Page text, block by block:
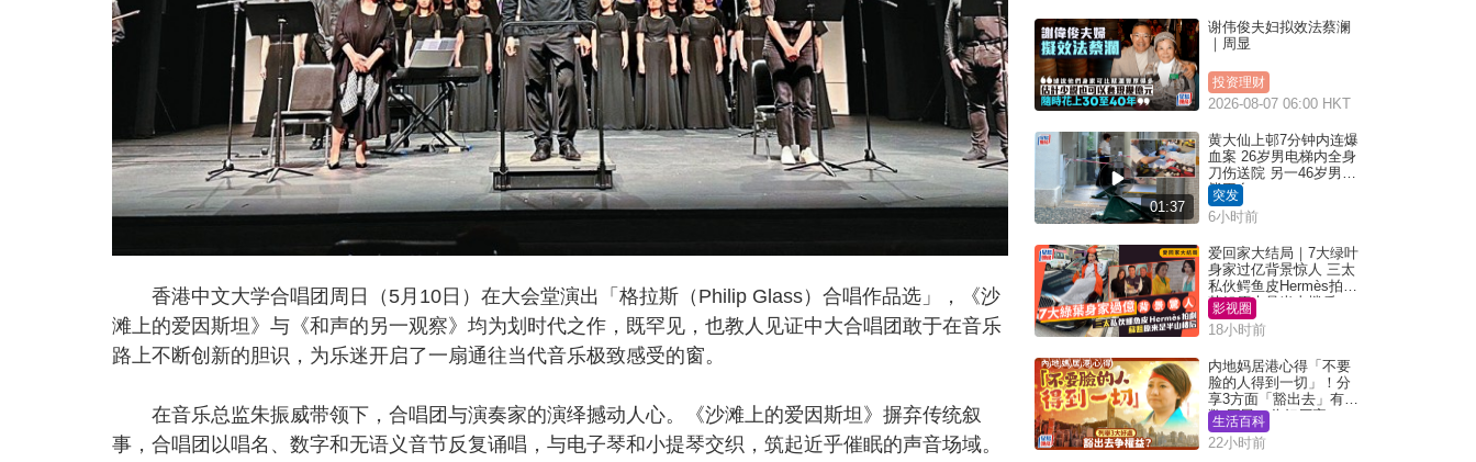
香港中文大学合唱团周日（5月10日）在大会堂演出「格拉斯（Philip Glass）合唱作品选」，《沙
滩上的爱因斯坦》与《和声的另一观察》均为划时代之作，既罕见，也教人见证中大合唱团敢于在音乐
路上不断创新的胆识，为乐迷开启了一扇通往当代音乐极致感受的窗。
在音乐总监朱振威带领下，合唱团与演奏家的演绎撼动人心。《沙滩上的爱因斯坦》摒弃传统叙
事，合唱团以唱名、数字和无语义音节反复诵唱，与电子琴和小提琴交织，筑起近乎催眠的声音场域。
谢伟俊夫妇拟效法蔡澜
｜周显
投资理财
2026-08-07 06:00 HKT
01:37
黄大仙上邨7分钟内连爆
血案 26岁男电梯内全身
刀伤送院 另一46岁男倒
毙平台
突发
6小时前
爱回家大结局｜7大绿叶
身家过亿背景惊人 三太
私伙鳄鱼皮Hermès拍剧
苏姐原来是半山楼后
影视圈
18小时前
内地妈居港心得「不要
脸的人得到一切」！分
享3方面「豁出去」有著
数 网民：你好厉害
生活百科
22小时前